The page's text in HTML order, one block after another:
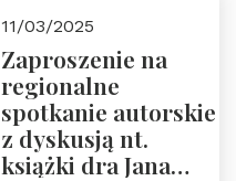
i prof.
Krasnodębski
11/03/2025
Zaproszenie na
regionalne
spotkanie autorskie
z dyskusją nt.
książki dra Jana